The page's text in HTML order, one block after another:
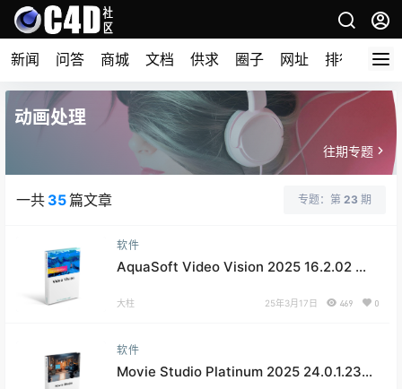
新闻 问答 商城 文档 供求 圈子 网址 排行榜
动画处理
往期专题
一共 35篇文章 专题：第 23 期
软件
AquaSoft Video Vision 2025 16.2.02 视
大柱 25年3月17日 469 0
软件
Movie Studio Platinum 2025 24.0.1.239